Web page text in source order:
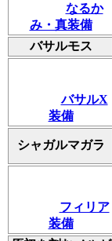
なるか
み・真装備
バサルモス
バサルX
装備
シャガルマガラ
フィリア
装備